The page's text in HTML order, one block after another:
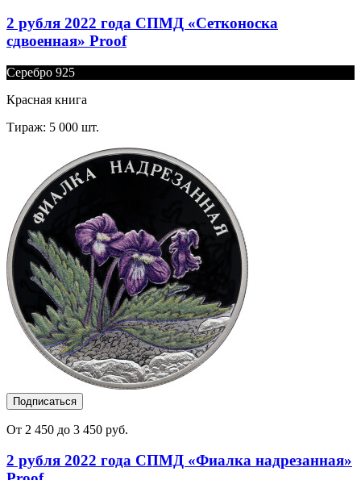
2 рубля 2022 года СПМД «Сетконоска
сдвоенная» Proof
Серебро 925
Красная книга
Тираж: 5 000 шт.
Подписаться
От 2 450 до 3 450 руб.
2 рубля 2022 года СПМД «Фиалка надрезанная»